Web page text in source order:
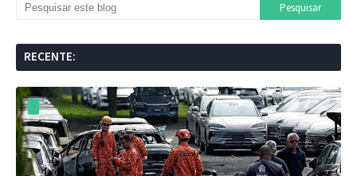
RECENTE: